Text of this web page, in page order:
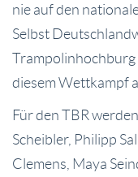
nie auf den
Selbst
Trampolinhochburg
diesem Wettkampf
Für den TBR
Scheibler, Philipp
Clemens, Maya